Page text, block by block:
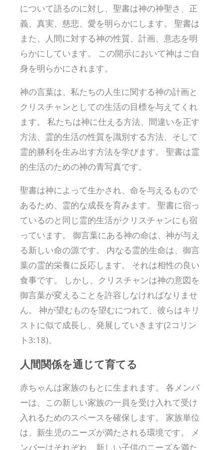
について語るのに対し、聖書は神の神聖さ、正
義、真実、慈悲、愛を明らかにします。 聖書は
また、人間に対する神の性質、計画、意志を明
らかにしています。 この開示において神はご自
身を明らかにされます。
神の言葉は、私たちの人生に関する神の計画と
クリスチャンとしての生活の目標を与えてくれ
ます。 私たちは神に仕える方法、間違いを正す
方法、霊的生活の性質を識別する方法、そして
霊的勝利を生み出す方法を学びます。 聖書は霊
的生活のための神の青写真です。
聖書は神によって生かされ、命を与えるもので
あるため、霊的な成長を育みます。 聖書に宿っ
ているのと同じ霊的生活がクリスチャンにも宿
っています。 御言葉にある神の命は、神が与え
る新しい命の源です。 内なる霊的生命は、御言
葉の霊的栄養に反応します。 それは相性の良い
食事です。 しかし、クリスチャンは神の意図を
御言葉が変えることを許容しなければなりませ
ん。 神が望むものを望むにつれて、彼らはキリ
ストに似て成長し、発展していきます(2コリン
ト3:18)。
人間関係を通じて育てる
赤ちゃんは家族のもとに生まれます。 各メンバ
ーは、この新しい家族の一員を受け入れて受け
入れるためのスペースを確保します。 家族単位
は、新生児のニーズが満たされる環境です。 メ
ンバーはそれぞれ、新しい子供のニーズを満た